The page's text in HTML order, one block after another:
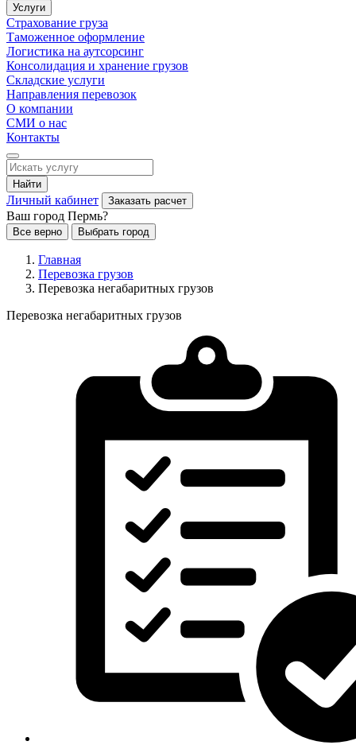
Услуги
Страхование груза
Таможенное оформление
Логистика на аутсорсинг
Консолидация и хранение грузов
Складские услуги
Направления перевозок
О компании
СМИ о нас
Контакты
Найти
Личный кабинет Заказать расчет
Ваш город Пермь?
Все верно Выбрать город
Главная
Перевозка грузов
Перевозка негабаритных грузов
Перевозка негабаритных грузов